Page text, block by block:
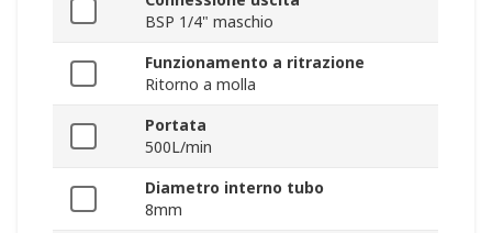
BSP 1/4" maschio
Funzionamento a ritrazione
Ritorno a molla
Portata
500L/min
Diametro interno tubo
8mm